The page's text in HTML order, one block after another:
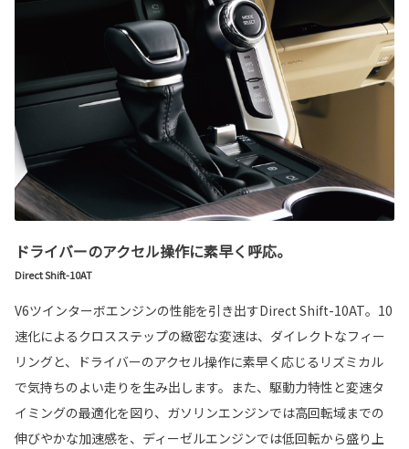
ドライバーのアクセル操作に素早く呼応。
Direct Shift-10AT
V6ツインターボエンジンの性能を引き出すDirect Shift-10AT。10
速化によるクロスステップの緻密な変速は、ダイレクトなフィー
リングと、ドライバーのアクセル操作に素早く応じるリズミカル
で気持ちのよい走りを生み出します。また、駆動力特性と変速タ
イミングの最適化を図り、ガソリンエンジンでは高回転域までの
伸びやかな加速感を、ディーゼルエンジンでは低回転から盛り上